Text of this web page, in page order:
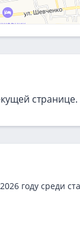
странице.
году среди